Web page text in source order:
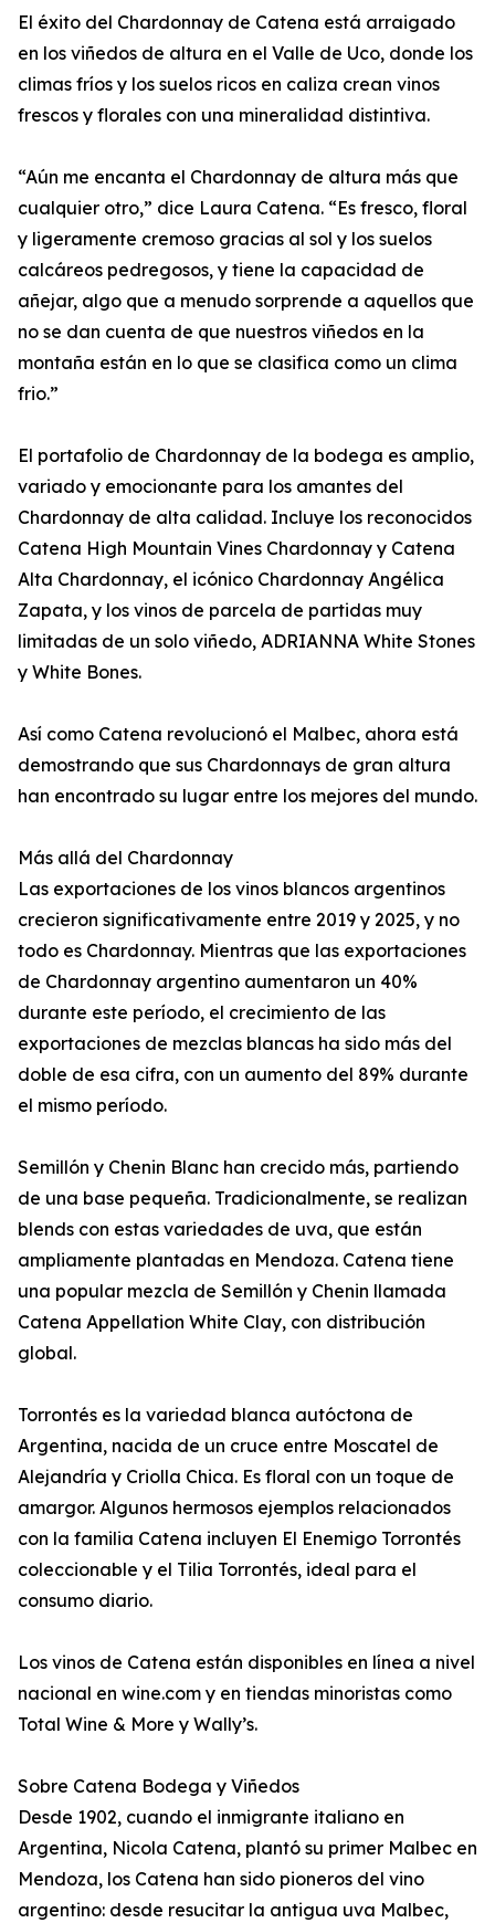
El éxito del Chardonnay de Catena está arraigado
en los viñedos de altura en el Valle de Uco, donde los
climas fríos y los suelos ricos en caliza crean vinos
frescos y florales con una mineralidad distintiva.
“Aún me encanta el Chardonnay de altura más que
cualquier otro,” dice Laura Catena. “Es fresco, floral
y ligeramente cremoso gracias al sol y los suelos
calcáreos pedregosos, y tiene la capacidad de
añejar, algo que a menudo sorprende a aquellos que
no se dan cuenta de que nuestros viñedos en la
montaña están en lo que se clasifica como un clima
frio.”
El portafolio de Chardonnay de la bodega es amplio,
variado y emocionante para los amantes del
Chardonnay de alta calidad. Incluye los reconocidos
Catena High Mountain Vines Chardonnay y Catena
Alta Chardonnay, el icónico Chardonnay Angélica
Zapata, y los vinos de parcela de partidas muy
limitadas de un solo viñedo, ADRIANNA White Stones
y White Bones.
Así como Catena revolucionó el Malbec, ahora está
demostrando que sus Chardonnays de gran altura
han encontrado su lugar entre los mejores del mundo.
Más allá del Chardonnay
Las exportaciones de los vinos blancos argentinos
crecieron significativamente entre 2019 y 2025, y no
todo es Chardonnay. Mientras que las exportaciones
de Chardonnay argentino aumentaron un 40%
durante este período, el crecimiento de las
exportaciones de mezclas blancas ha sido más del
doble de esa cifra, con un aumento del 89% durante
el mismo período.
Semillón y Chenin Blanc han crecido más, partiendo
de una base pequeña. Tradicionalmente, se realizan
blends con estas variedades de uva, que están
ampliamente plantadas en Mendoza. Catena tiene
una popular mezcla de Semillón y Chenin llamada
Catena Appellation White Clay, con distribución
global.
Torrontés es la variedad blanca autóctona de
Argentina, nacida de un cruce entre Moscatel de
Alejandría y Criolla Chica. Es floral con un toque de
amargor. Algunos hermosos ejemplos relacionados
con la familia Catena incluyen El Enemigo Torrontés
coleccionable y el Tilia Torrontés, ideal para el
consumo diario.
Los vinos de Catena están disponibles en línea a nivel
nacional en wine.com y en tiendas minoristas como
Total Wine & More y Wally’s.
Sobre Catena Bodega y Viñedos
Desde 1902, cuando el inmigrante italiano en
Argentina, Nicola Catena, plantó su primer Malbec en
Mendoza, los Catena han sido pioneros del vino
argentino: desde resucitar la antigua uva Malbec,